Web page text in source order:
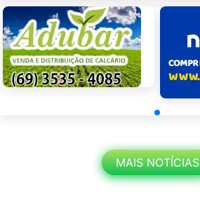
MAIS NOTÍCIAS